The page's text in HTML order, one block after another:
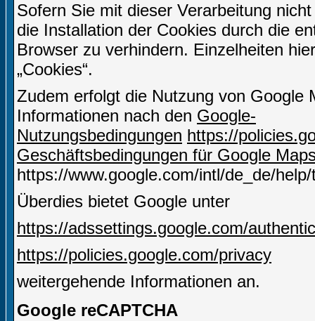
Sofern Sie mit dieser Verarbeitung
die Installation der Cookies durch die
Browser zu verhindern. Einzelheiten
„Cookies“.
Zudem erfolgt die Nutzung von Google
Informationen nach den Google-
Nutzungsbedingungen https://
Geschäftsbedingungen für Google
https://www.google.com/intl/de_de/
Überdies bietet Google unter
https://adssettings.google.com/
https://policies.google.com/privacy
weitergehende Informationen an.
Google reCAPTCHA